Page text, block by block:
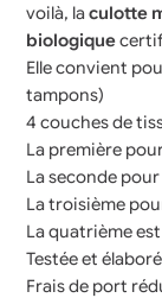
voilà, laculotte
biologique
Elle convient
tampons)
4 couches de
La première
La seconde
La troisième
La quatrième
Testée et
Frais de port